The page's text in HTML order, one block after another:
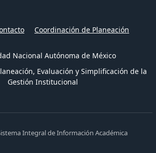
Coordinación de Planeación
Nacional Autónoma de México
Evaluación y Simplificación de la
Gestión Institucional
Integral de Información Académica